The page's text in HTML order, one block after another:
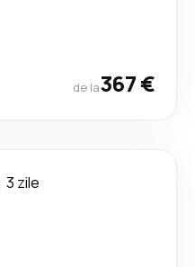
de la367 €
3 zile